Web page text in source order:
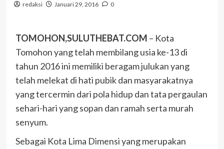
redaksi Januari 29, 2016 0
TOMOHON,SULUTHEBAT.COM – Kota
Tomohon yang telah membilang usia ke-13 di
tahun 2016 ini memiliki beragam julukan yang
telah melekat di hati pubik dan masyarakatnya
yang tercermin dari pola hidup dan tata pergaulan
sehari-hari yang sopan dan ramah serta murah
senyum.
Sebagai Kota Lima Dimensi yang merupakan